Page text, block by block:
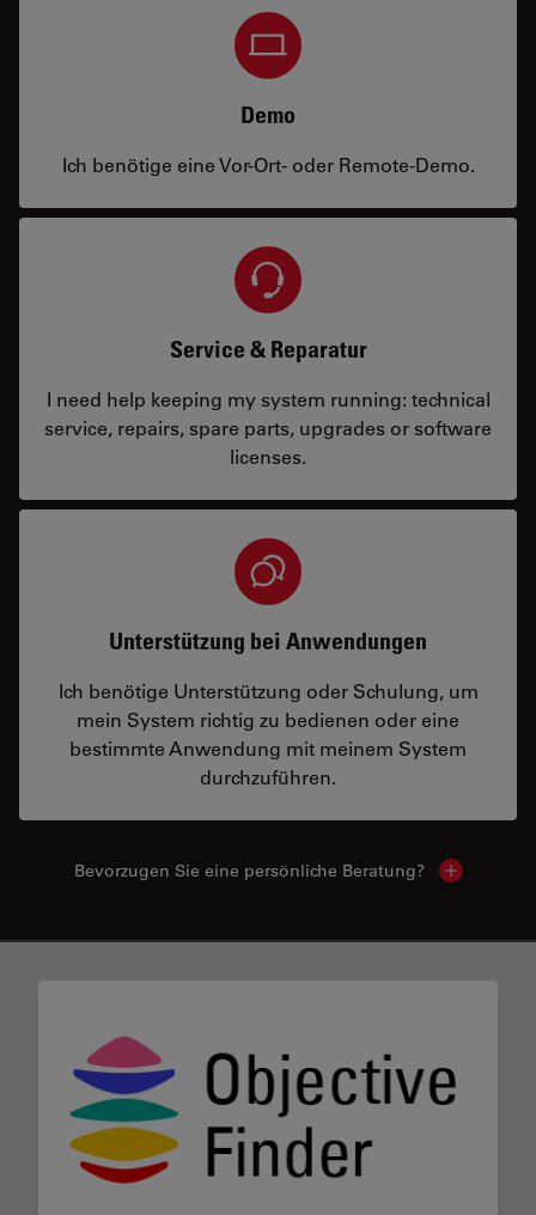
Demo
Ich benötige eine Vor-Ort- oder Remote-Demo.
Service & Reparatur
I need help keeping my system running: technical
service, repairs, spare parts, upgrades or software
licenses.
Unterstützung bei Anwendungen
Ich benötige Unterstützung oder Schulung, um
mein System richtig zu bedienen oder eine
bestimmte Anwendung mit meinem System
durchzuführen.
Bevorzugen Sie eine persönliche Beratung? Show